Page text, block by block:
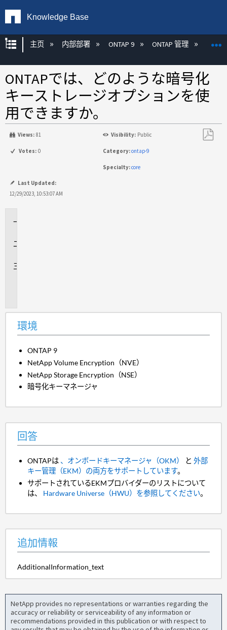
Knowledge Base
扩展/隐缩全局层次
主页 内部部署 ONTAP 9 ONTAP 管理 加密
ONTAPでは、どのような暗号化
キーストレージオプションを使
用できますか。
Views: 81 Visibility: Public
Votes: 0 Category:ontap-9
Specialty:core
Last Updated:
12/29/2023, 10:53:07 AM
環境
ONTAP 9
NetApp Volume Encryption（NVE）
NetApp Storage Encryption（NSE）
暗号化キーマネージャ
回答
ONTAPは 、オンボードキーマネージャ（OKM） と外部
キー管理（EKM）の両方をサポートしています。
サポートされているEKMプロバイダーのリストについて
は、 Hardware Universe（HWU）を参照してください。
追加情報
AdditionalInformation_text
NetApp provides no representations or warranties regarding the
accuracy or reliability or serviceability of any information or
recommendations provided in this publication or with respect to